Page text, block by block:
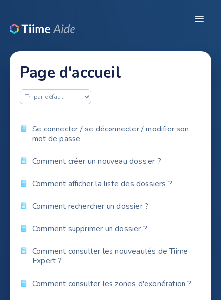
Toggle
Ressources
Configuration du dossier
Pré-comptabilité
Révision / Production
Page d'accueil
Se connecter / se déconnecter / modifier son
mot de passe
Comment créer un nouveau dossier ?
Comment afficher la liste des dossiers ?
Comment rechercher un dossier ?
Comment supprimer un dossier ?
Comment consulter les nouveautés de Tiime
Expert ?
Comment consulter les zones d'exonération ?